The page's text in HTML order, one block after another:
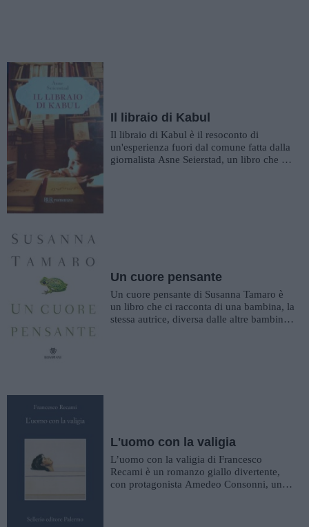
Il libraio di Kabul
Il libraio di Kabul è il resoconto di
un'esperienza fuori dal comune fatta dalla
giornalista Asne Seierstad, un libro che ci
Un cuore pensante
Un cuore pensante di Susanna Tamaro è
un libro che ci racconta di una bambina, la
stessa autrice, diversa dalle altre bambine,
L'uomo con la valigia
L’uomo con la valigia di Francesco
Recami è un romanzo giallo divertente,
con protagonista Amedeo Consonni, un